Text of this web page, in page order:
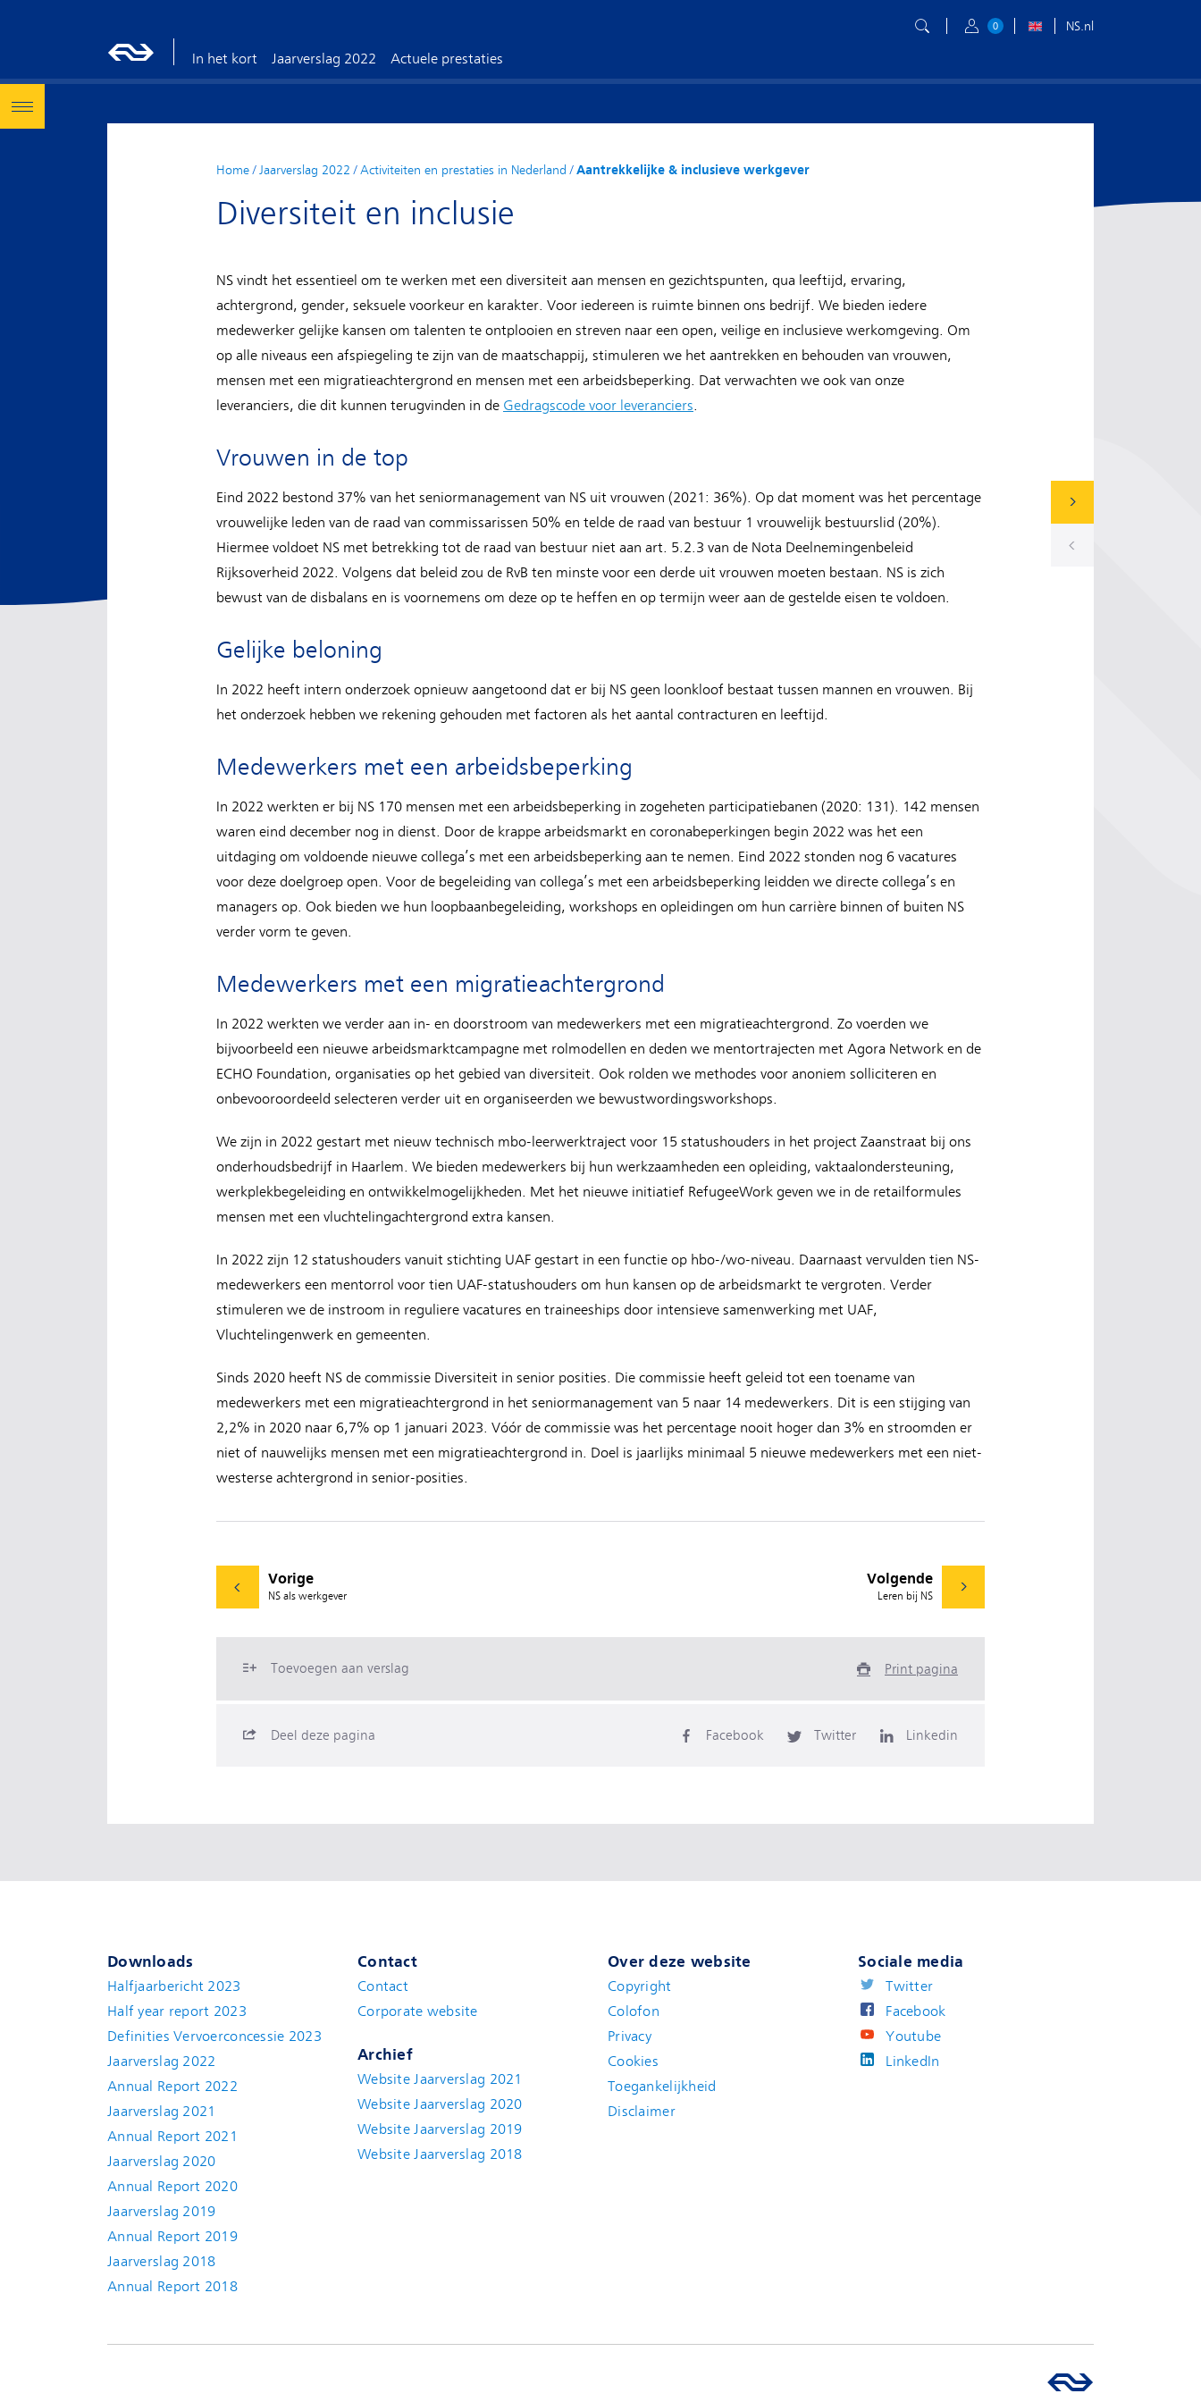
0 NS.nl
In het kort Jaarverslag 2022 Actuele prestaties
Home/ Jaarverslag 2022 / Activiteiten en prestaties in Nederland /Aantrekkelijke & inclusieve werkgever
Diversiteit en inclusie
NS vindt het essentieel om te werken met een diversiteit aan mensen en gezichtspunten, qua leeftijd, ervaring,
achtergrond, gender, seksuele voorkeur en karakter. Voor iedereen is ruimte binnen ons bedrijf. We bieden iedere
medewerker gelijke kansen om talenten te ontplooien en streven naar een open, veilige en inclusieve werkomgeving. Om
op alle niveaus een afspiegeling te zijn van de maatschappij, stimuleren we het aantrekken en behouden van vrouwen,
mensen met een migratieachtergrond en mensen met een arbeidsbeperking. Dat verwachten we ook van onze
leveranciers, die dit kunnen terugvinden in de Gedragscode voor leveranciers.
Vrouwen in de top
Eind 2022 bestond 37% van het seniormanagement van NS uit vrouwen (2021: 36%). Op dat moment was het percentage
vrouwelijke leden van de raad van commissarissen 50% en telde de raad van bestuur 1 vrouwelijk bestuurslid (20%).
Hiermee voldoet NS met betrekking tot de raad van bestuur niet aan art. 5.2.3 van de Nota Deelnemingenbeleid
Rijksoverheid 2022. Volgens dat beleid zou de RvB ten minste voor een derde uit vrouwen moeten bestaan. NS is zich
bewust van de disbalans en is voornemens om deze op te heffen en op termijn weer aan de gestelde eisen te voldoen.
Gelijke beloning
In 2022 heeft intern onderzoek opnieuw aangetoond dat er bij NS geen loonkloof bestaat tussen mannen en vrouwen. Bij
het onderzoek hebben we rekening gehouden met factoren als het aantal contracturen en leeftijd.
Medewerkers met een arbeidsbeperking
In 2022 werkten er bij NS 170 mensen met een arbeidsbeperking in zogeheten participatiebanen (2020: 131). 142 mensen
waren eind december nog in dienst. Door de krappe arbeidsmarkt en coronabeperkingen begin 2022 was het een
uitdaging om voldoende nieuwe collega’s met een arbeidsbeperking aan te nemen. Eind 2022 stonden nog 6 vacatures
voor deze doelgroep open. Voor de begeleiding van collega’s met een arbeidsbeperking leidden we directe collega’s en
managers op. Ook bieden we hun loopbaanbegeleiding, workshops en opleidingen om hun carrière binnen of buiten NS
verder vorm te geven.
Medewerkers met een migratieachtergrond
In 2022 werkten we verder aan in- en doorstroom van medewerkers met een migratieachtergrond. Zo voerden we
bijvoorbeeld een nieuwe arbeidsmarktcampagne met rolmodellen en deden we mentortrajecten met Agora Network en de
ECHO Foundation, organisaties op het gebied van diversiteit. Ook rolden we methodes voor anoniem solliciteren en
onbevooroordeeld selecteren verder uit en organiseerden we bewustwordingsworkshops.
We zijn in 2022 gestart met nieuw technisch mbo-leerwerktraject voor 15 statushouders in het project Zaanstraat bij ons
onderhoudsbedrijf in Haarlem. We bieden medewerkers bij hun werkzaamheden een opleiding, vaktaalondersteuning,
werkplekbegeleiding en ontwikkelmogelijkheden. Met het nieuwe initiatief RefugeeWork geven we in de retailformules
mensen met een vluchtelingachtergrond extra kansen.
In 2022 zijn 12 statushouders vanuit stichting UAF gestart in een functie op hbo-/wo-niveau. Daarnaast vervulden tien NS-
medewerkers een mentorrol voor tien UAF-statushouders om hun kansen op de arbeidsmarkt te vergroten. Verder
stimuleren we de instroom in reguliere vacatures en traineeships door intensieve samenwerking met UAF,
Vluchtelingenwerk en gemeenten.
Sinds 2020 heeft NS de commissie Diversiteit in senior posities. Die commissie heeft geleid tot een toename van
medewerkers met een migratieachtergrond in het seniormanagement van 5 naar 14 medewerkers. Dit is een stijging van
2,2% in 2020 naar 6,7% op 1 januari 2023. Vóór de commissie was het percentage nooit hoger dan 3% en stroomden er
niet of nauwelijks mensen met een migratieachtergrond in. Doel is jaarlijks minimaal 5 nieuwe medewerkers met een niet-
westerse achtergrond in senior-posities.
Vorige
NS als werkgever
Volgende
Leren bij NS
Toevoegen aan verslag Print pagina
Deel deze pagina Facebook Twitter Linkedin
Downloads
Halfjaarbericht 2023
Half year report 2023
Definities Vervoerconcessie 2023
Jaarverslag 2022
Annual Report 2022
Jaarverslag 2021
Annual Report 2021
Jaarverslag 2020
Annual Report 2020
Jaarverslag 2019
Annual Report 2019
Jaarverslag 2018
Annual Report 2018
Contact
Contact
Corporate website
Archief
Website Jaarverslag 2021
Website Jaarverslag 2020
Website Jaarverslag 2019
Website Jaarverslag 2018
Over deze website
Copyright
Colofon
Privacy
Cookies
Toegankelijkheid
Disclaimer
Sociale media
Twitter
Facebook
Youtube
LinkedIn